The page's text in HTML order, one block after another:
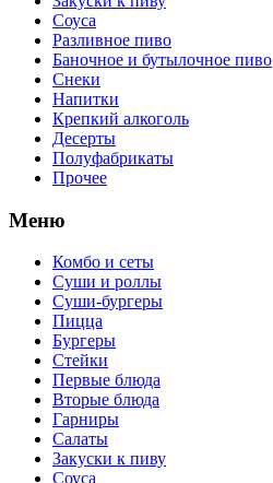
Соуса
Разливное пиво
Баночное и бутылочное пиво
Снеки
Напитки
Крепкий алкоголь
Десерты
Полуфабрикаты
Прочее
Меню
Комбо и сеты
Суши и роллы
Суши-бургеры
Пицца
Бургеры
Стейки
Первые блюда
Вторые блюда
Гарниры
Салаты
Закуски к пиву
Соуса